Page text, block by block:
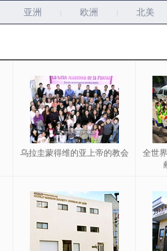
亚洲 欧洲 北美
乌拉圭蒙得维的亚上帝的教会
全世